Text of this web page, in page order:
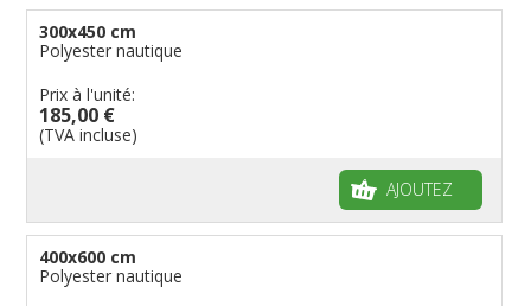
300x450 cm
Polyester nautique
Prix à l'unité:
185,00 €
(TVA incluse)
AJOUTEZ
400x600 cm
Polyester nautique